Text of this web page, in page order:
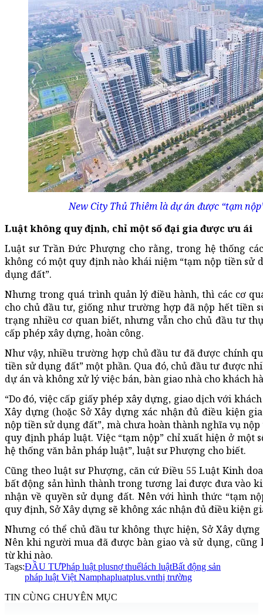
New City Thủ Thiêm là dự án được “tạm
Luật không quy định, chỉ một số đại gia được ưu ái
Luật sư Trần Đức Phượng cho rằng, trong hệ thống
không có một quy định nào khái niệm “tạm nộp tiền sử
dụng đất”.
Nhưng trong quá trình quản lý điều hành, thì các cơ
cho chủ đầu tư, giống như trường hợp đã nộp hết tiền
trạng nhiều cơ quan biết, nhưng vẫn cho chủ đầu tư
cấp phép xây dựng, hoàn công.
Như vậy, nhiều trường hợp chủ đầu tư đã được chính
tiền sử dụng đất” một phần. Qua đó, chủ đầu tư được
dự án và không xử lý việc bán, bàn giao nhà cho khách
“Do đó, việc cấp giấy phép xây dựng, giao dịch với
Xây dựng (hoặc Sở Xây dựng xác nhận đủ điều kiện
nộp tiền sử dụng đất”, mà chưa hoàn thành nghĩa vụ
quy định pháp luật. Việc “tạm nộp” chỉ xuất hiện ở một
hệ thống văn bản pháp luật”, luật sư Phượng cho biết.
Cũng theo luật sư Phượng, căn cứ Điều 55 Luật Kinh
bất động sản hình thành trong tương lai được đưa vào
nhận về quyền sử dụng đất. Nên với hình thức “tạm
quy định, Sở Xây dựng sẽ không xác nhận đủ điều kiện
Nhưng có thể chủ đầu tư không thực hiện, Sở Xây
Nên khi người mua đã được bàn giao và sử dụng,
từ khi nào.
Tags:ĐẦU TƯPháp luật plusnợ thuếlách luậtBất động sản
pháp luật Việt Namphapluatplus.vnthị trường
TIN CÙNG CHUYÊN MỤC